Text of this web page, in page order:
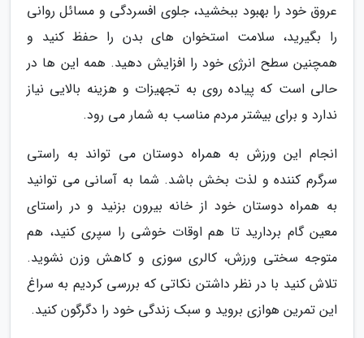
عروق خود را بهبود ببخشید، جلوی افسردگی و مسائل روانی
را بگیرید، سلامت استخوان های بدن را حفظ کنید و
همچنین سطح انرژی خود را افزایش دهید. همه این ها در
حالی است که پیاده روی به تجهیزات و هزینه بالایی نیاز
ندارد و برای بیشتر مردم مناسب به شمار می رود.
انجام این ورزش به همراه دوستان می تواند به راستی
سرگرم کننده و لذت بخش باشد. شما به آسانی می توانید
به همراه دوستان خود از خانه بیرون بزنید و در راستای
معین گام بردارید تا هم اوقات خوشی را سپری کنید، هم
متوجه سختی ورزش، کالری سوزی و کاهش وزن نشوید.
تلاش کنید با در نظر داشتن نکاتی که بررسی کردیم به سراغ
این تمرین هوازی بروید و سبک زندگی خود را دگرگون کنید.